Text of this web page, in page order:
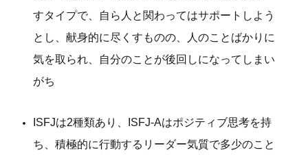
すタイプで、自ら人と関わってはサポートしよう
とし、献身的に尽くすものの、人のことばかりに
気を取られ、自分のことが後回しになってしまい
がち
ISFJは2種類あり、ISFJ-Aはポジティブ思考を持
ち、積極的に行動するリーダー気質で多少のこと